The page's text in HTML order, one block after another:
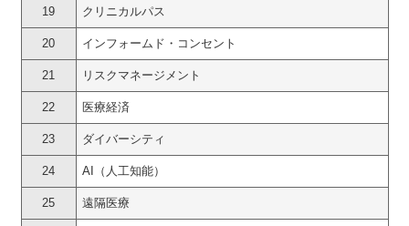
19 クリニカルパス
20 インフォームド・コンセント
21 リスクマネージメント
22 医療経済
23 ダイバーシティ
24 AI（人工知能）
25 遠隔医療